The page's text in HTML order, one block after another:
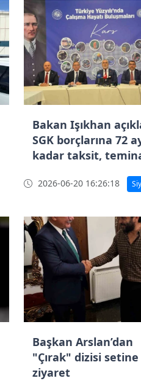
Bakan Işıkhan
SGK borçlarına 72
kadar taksit,
2026-06-20 16:26:18
Başkan Arslan’dan
"Çırak" dizisi setine
ziyaret